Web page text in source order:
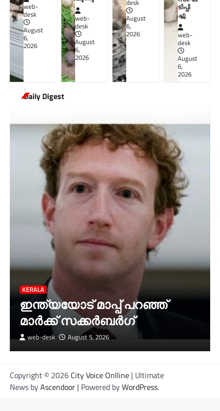
web-
desk
August
6,
2026
web-
desk
August
6,
2026
desk
August
6,
2026
ടിപ്പി
ച്ചു
web-
desk
August
6,
2026
Daily Digest
KERALA
ഇന്ത്യയോട് മാപ്പ് പറഞ്ഞ്
മാർക്ക് സക്കർബർഗ്
web-desk August 5, 2026
Copyright © 2026 City Voice Onlline | Ultimate
News byAscendoor | Powered byWordPress.